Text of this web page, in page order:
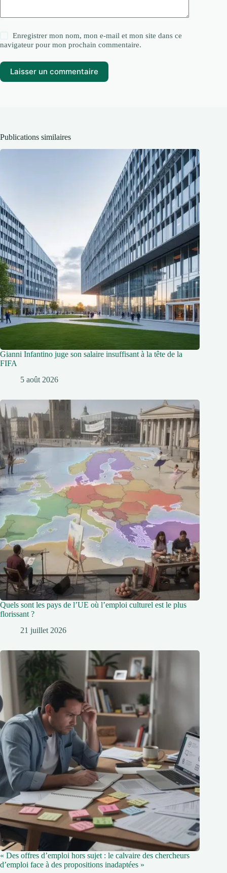
Enregistrer mon nom, mon e-mail et mon site dans ce
navigateur pour mon prochain commentaire.
Laisser un commentaire
Publications similaires
Gianni Infantino juge son salaire insuffisant à la tête de la
FIFA
5 août 2026
Quels sont les pays de l’UE où l’emploi culturel est le plus
florissant ?
21 juillet 2026
« Des offres d’emploi hors sujet : le calvaire des chercheurs
d’emploi face à des propositions inadaptées »